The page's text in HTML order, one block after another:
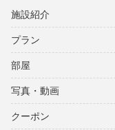
施設紹介
プラン
部屋
写真・動画
クーポン